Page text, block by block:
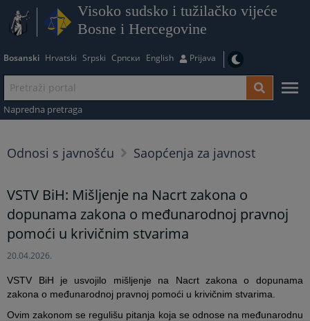
Visoko sudsko i tužilačko vijeće
Bosne i Hercegovine
Bosanski Hrvatski Srpski Српски English Prijava
Napredna pretraga
Odnosi s javnošću Saopćenja za javnost
VSTV BiH: Mišljenje na Nacrt zakona o
dopunama zakona o međunarodnoj pravnoj
pomoći u krivičnim stvarima
20.04.2026.
VSTV BiH je usvojilo mišljenje na Nacrt zakona o dopunama
zakona o međunarodnoj pravnoj pomoći u krivičnim stvarima.
Ovim zakonom se regulišu pitanja koja se odnose na međunarodnu